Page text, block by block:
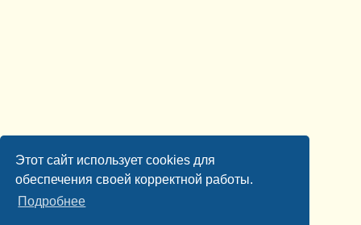
Этот сайт использует cookies для
обеспечения своей корректной работы.
Подробнее